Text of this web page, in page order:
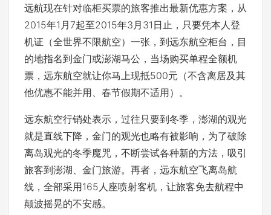
远航现在针对临柜买票的旅客推出最新优惠方案，从
2015年1月7起至2015年3月31日止，只要凭本人登
机证（全世界不限航空）一张，到远东航空柜台，目
的地指名到金门或澎湖马公，当场购买单程全额机
票，远东航空就让你马上现抵500元（不含离居及其
他优惠不能并用、春节假期不适用）。
远东航空行销处表示，过往只要到冬季，澎湖的观光
就是直线下降，金门的观光也略有被影响，为了破除
离岛观光的冬季魔咒，不断尝试各种新的方法，吸引
旅客到澎湖、金门旅游。再者，远东航空飞离岛航
线，全部采用165人座喷射客机，让旅客免去航程中
颠波摇晃的不安感。